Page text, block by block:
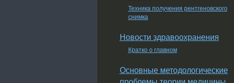
Техника получения рентгеновского
снимка
Новости здравоохранения
Кратко о главном
Основные методологические